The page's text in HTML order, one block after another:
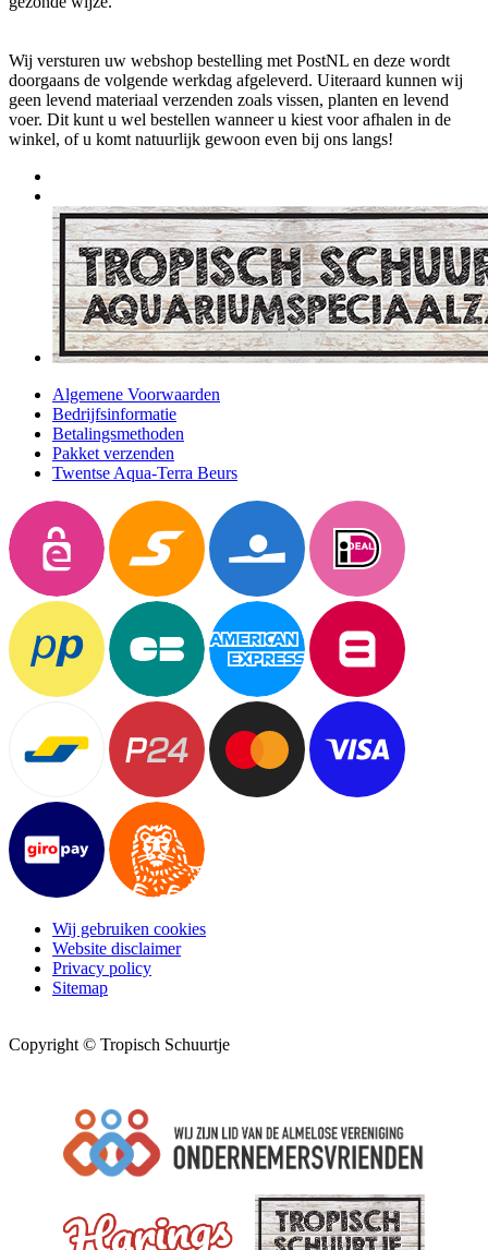
Wij versturen uw webshop bestelling met PostNL en deze wordt
doorgaans de volgende werkdag afgeleverd. Uiteraard kunnen wij
geen levend materiaal verzenden zoals vissen, planten en levend
voer. Dit kunt u wel bestellen wanneer u kiest voor afhalen in de
winkel, of u komt natuurlijk gewoon even bij ons langs!
Algemene Voorwaarden
Bedrijfsinformatie
Betalingsmethoden
Pakket verzenden
Twentse Aqua-Terra Beurs
Wij gebruiken cookies
Website disclaimer
Privacy policy
Sitemap
Copyright © Tropisch Schuurtje